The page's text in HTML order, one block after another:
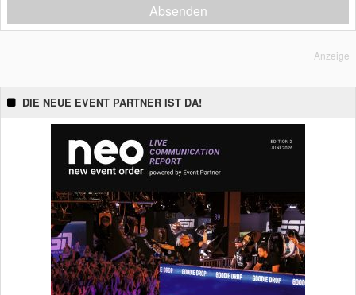
Absenden
Anzeige
DIE NEUE EVENT PARTNER IST DA!